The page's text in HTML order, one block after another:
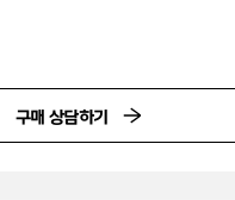
구매 상담하기